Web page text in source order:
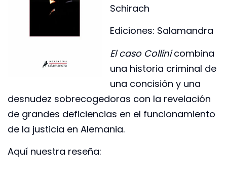
Schirach
Ediciones: Salamandra
El caso Collinicombina
una historia criminal de
una concisión y una
desnudez sobrecogedoras con la revelación
de grandes deficiencias en el funcionamiento
de la justicia en Alemania.
Aquí nuestra reseña: